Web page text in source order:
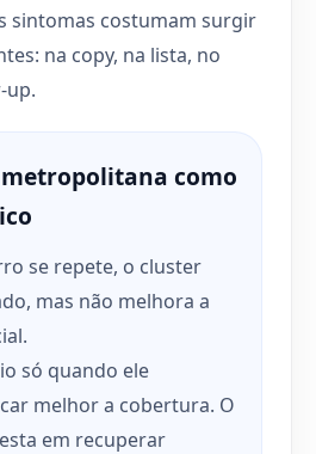
sintomas costumam surgir
na copy, na lista, no
up.
como
se repete, o cluster
mas não melhora a
só quando ele
melhor a cobertura. O
em recuperar